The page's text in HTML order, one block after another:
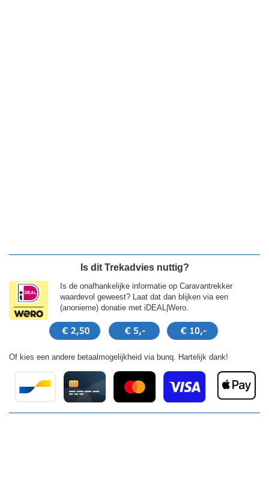
Is dit Trekadvies nuttig?
Is de onafhankelijke informatie op Caravantrekker
waardevol geweest? Laat dat dan blijken via een
(anonieme) donatie met iDEAL|Wero.
Of kies een andere betaalmogelijkheid via bunq. Hartelijk dank!